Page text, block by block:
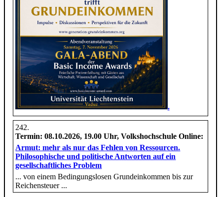
.
Termin:08.10.2026, 19.00 Uhr, Volkshochschule Online:
Armut: mehr als nur das Fehlen von Ressourcen.
Philosophische und politische Antworten auf ein
gesellschaftliches Problem
... von einem Bedingungslosen Grundeinkommen bis zur
Reichensteuer ...